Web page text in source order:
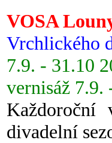
VOSA
Vrchlického
7.9. - 31.10
vernisáž 7.9.
Každoroční
divadelní